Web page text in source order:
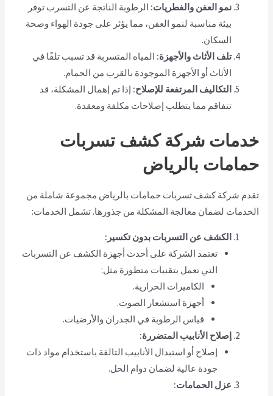
نمو العفن والفطريات: الرطوبة الناتجة عن التسرب توفر
بيئة مناسبة لنمو العفن، مما يؤثر على جودة الهواء وصحة
السكان.
تلف الأثاث والأجهزة: المياه المتسربة قد تسبب تلفًا في
الأثاث أو الأجهزة الموجودة بالقرب من الحمام.
التكاليف المرتفعة للإصلاح: إذا تم إهمال المشكلة، قد
تتفاقم مما يتطلب إصلاحات مكلفة ومعقدة.
خدمات شركة كشف تسربات
حمامات بالرياض
تقدم شركة كشف تسربات حمامات بالرياض مجموعة شاملة من
الخدمات لضمان معالجة المشكلة من جذورها. تشمل الخدمات:
الكشف عن التسربات بدون تكسير:
تعتمد الشركة على أحدث أجهزة الكشف عن التسربات
التي تعمل بتقنيات متطورة مثل:
الكاميرات الحرارية.
أجهزة استشعار الصوت.
قياس الرطوبة في الجدران والأرضيات.
إصلاح الأنابيب المتضررة:
إصلاح أو استبدال الأنابيب التالفة باستخدام مواد ذات
جودة عالية لضمان دوام الحل.
عزل الحمامات: